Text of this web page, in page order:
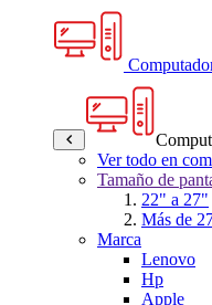
Ver todo en
Tamaño de
22" a 27"
Más de
Marca
Lenovo
Hp
Apple